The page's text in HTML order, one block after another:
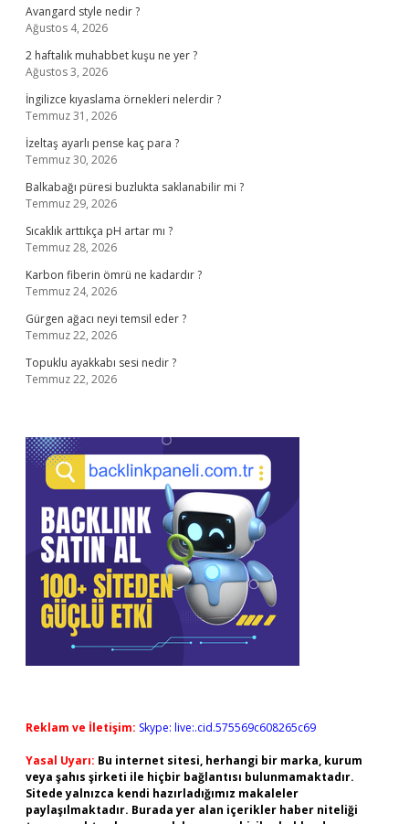
Avangard style nedir ?
Ağustos 4, 2026
2 haftalık muhabbet kuşu ne yer ?
Ağustos 3, 2026
İngilizce kıyaslama örnekleri nelerdir ?
Temmuz 31, 2026
İzeltaş ayarlı pense kaç para ?
Temmuz 30, 2026
Balkabağı püresi buzlukta saklanabilir mi ?
Temmuz 29, 2026
Sıcaklık arttıkça pH artar mı ?
Temmuz 28, 2026
Karbon fiberin ömrü ne kadardır ?
Temmuz 24, 2026
Gürgen ağacı neyi temsil eder ?
Temmuz 22, 2026
Topuklu ayakkabı sesi nedir ?
Temmuz 22, 2026
Reklam ve İletişim: Skype: live:.cid.575569c608265c69
Yasal Uyarı: Bu internet sitesi, herhangi bir marka, kurum
veya şahıs şirketi ile hiçbir bağlantısı bulunmamaktadır.
Sitede yalnızca kendi hazırladığımız makaleler
paylaşılmaktadır. Burada yer alan içerikler haber niteliği